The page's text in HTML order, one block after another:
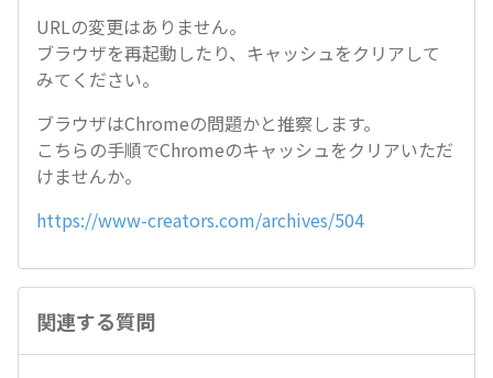
URLの変更はありません。
ブラウザを再起動したり、キャッシュをクリアして
みてください。
ブラウザはChromeの問題かと推察します。
こちらの手順でChromeのキャッシュをクリアいただ
けませんか。
https://www-creators.com/archives/504
関連する質問